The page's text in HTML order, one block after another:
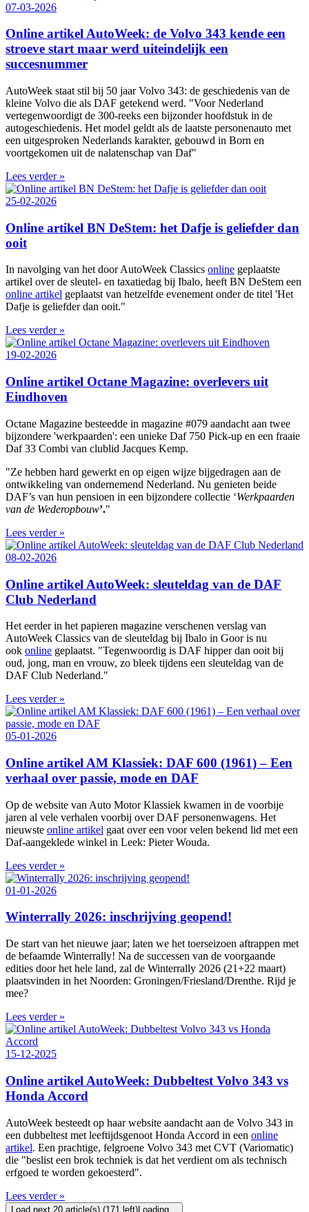
07-03-2026
Online artikel AutoWeek: de Volvo 343 kende een
stroeve start maar werd uiteindelijk een
succesnummer
AutoWeek staat stil bij 50 jaar Volvo 343: de geschiedenis van de
kleine Volvo die als DAF getekend werd. "Voor Nederland
vertegenwoordigt de 300‑reeks een bijzonder hoofdstuk in de
autogeschiedenis. Het model geldt als de laatste personenauto met
een uitgesproken Nederlands karakter, gebouwd in Born en
voortgekomen uit de nalatenschap van Daf"
Lees verder »
25-02-2026
Online artikel BN DeStem: het Dafje is geliefder dan
ooit
In navolging van het door AutoWeek Classics online geplaatste
artikel over de sleutel- en taxatiedag bij Ibalo, heeft BN DeStem een
online artikel geplaatst van hetzelfde evenement onder de titel 'Het
Dafje is geliefder dan ooit."
Lees verder »
19-02-2026
Online artikel Octane Magazine: overlevers uit
Eindhoven
Octane Magazine besteedde in magazine #079 aandacht aan twee
bijzondere 'werkpaarden': een unieke Daf 750 Pick-up en een fraaie
Daf 33 Combi van clublid Jacques Kemp.
"Ze hebben hard gewerkt en op eigen wijze bijgedragen aan de
ontwikkeling van ondernemend Nederland. Nu genieten beide
DAF’s van hun pensioen in een bijzondere collectie ‘Werkpaarden
van de Wederopbouw’."
Lees verder »
08-02-2026
Online artikel AutoWeek: sleuteldag van de DAF
Club Nederland
Het eerder in het papieren magazine verschenen verslag van
AutoWeek Classics van de sleuteldag bij Ibalo in Goor is nu
ook online geplaatst. "Tegenwoordig is DAF hipper dan ooit bij
oud, jong, man en vrouw, zo bleek tijdens een sleuteldag van de
DAF Club Nederland."
Lees verder »
05-01-2026
Online artikel AM Klassiek: DAF 600 (1961) – Een
verhaal over passie, mode en DAF
Op de website van Auto Motor Klassiek kwamen in de voorbije
jaren al vele verhalen voorbij over DAF personenwagens. Het
nieuwste online artikel gaat over een voor velen bekend lid met een
Daf-aangeklede winkel in Leek: Pieter Wouda.
Lees verder »
01-01-2026
Winterrally 2026: inschrijving geopend!
De start van het nieuwe jaar; laten we het toerseizoen aftrappen met
de befaamde Winterrally! Na de successen van de voorgaande
edities door het hele land, zal de Winterrally 2026 (21+22 maart)
plaatsvinden in het Noorden: Groningen/Friesland/Drenthe. Rijd je
mee?
Lees verder »
15-12-2025
Online artikel AutoWeek: Dubbeltest Volvo 343 vs
Honda Accord
AutoWeek besteedt op haar website aandacht aan de Volvo 343 in
een dubbeltest met leeftijdsgenoot Honda Accord in een online
artikel. Een prachtige, felgroene Volvo 343 met CVT (Variomatic)
die "beslist een brok techniek is dat het verdient om als technisch
erfgoed te worden gekoesterd".
Lees verder »
Load next 20 article(s) (171 left)Loading...